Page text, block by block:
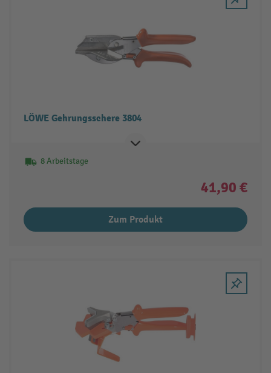
LÖWE Gehrungsschere 3804
8 Arbeitstage
41,90 €
Zum Produkt